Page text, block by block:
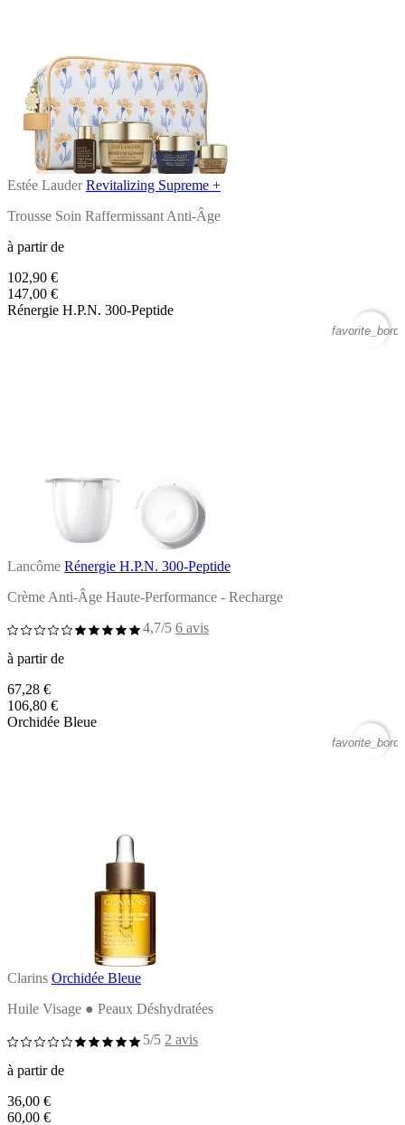
Estée Lauder Revitalizing Supreme +
Trousse Soin Raffermissant Anti-Âge
à partir de
102,90 €
147,00 €
Rénergie H.P.N. 300-Peptide
Lancôme Rénergie H.P.N. 300-Peptide
Crème Anti-Âge Haute-Performance - Recharge
4,7/5 6 avis
à partir de
67,28 €
106,80 €
Orchidée Bleue
Clarins Orchidée Bleue
Huile Visage ● Peaux Déshydratées
5/5 2 avis
à partir de
36,00 €
60,00 €